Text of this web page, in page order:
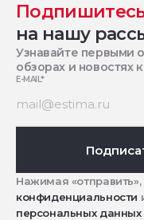
на нашу
Узнавайте первыми
обзорах и новостях
E-MAIL*
Нажимая
конфиденциальности
персональных данных